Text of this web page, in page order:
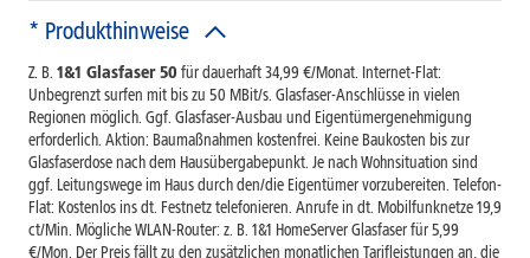
* Produkthinweise
Z. B. 1&1 Glasfaser 50 für dauerhaft 34,99 €/Monat. Internet-Flat:
Unbegrenzt surfen mit bis zu 50 MBit/s. Glasfaser-Anschlüsse in vielen
Regionen möglich. Ggf. Glasfaser-Ausbau und Eigentümergenehmigung
erforderlich. Aktion: Baumaßnahmen kostenfrei. Keine Baukosten bis zur
Glasfaserdose nach dem Hausübergabepunkt. Je nach Wohnsituation sind
ggf. Leitungswege im Haus durch den/die Eigentümer vorzubereiten. Telefon-
Flat: Kostenlos ins dt. Festnetz telefonieren. Anrufe in dt. Mobilfunknetze 19,9
ct/Min. Mögliche WLAN-Router: z. B. 1&1 HomeServer Glasfaser für 5,99
€/Mon. Der Preis fällt zu den zusätzlichen monatlichen Tarifleistungen an, die